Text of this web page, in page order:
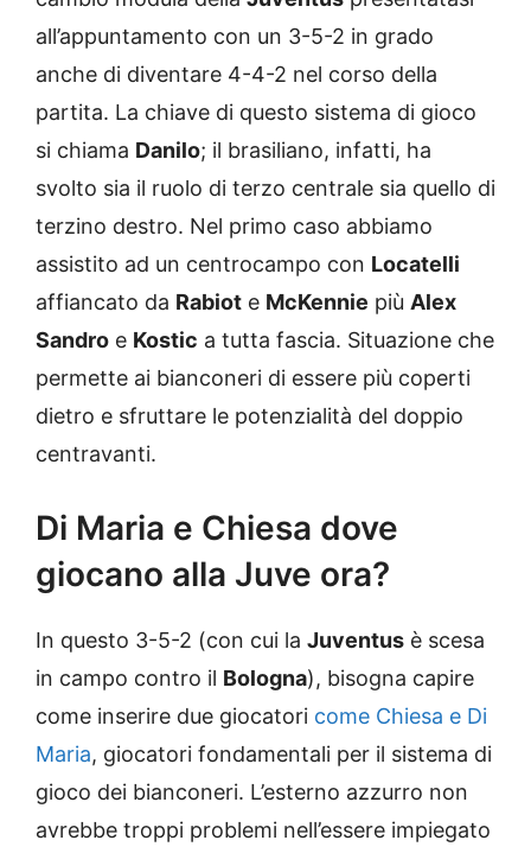
all’appuntamento con un 3-5-2 in grado
anche di diventare 4-4-2 nel corso della
partita. La chiave di questo sistema di gioco
si chiama Danilo; il brasiliano, infatti, ha
svolto sia il ruolo di terzo centrale sia quello di
terzino destro. Nel primo caso abbiamo
assistito ad un centrocampo con Locatelli
affiancato da Rabiot e McKennie più Alex
Sandro e Kostic a tutta fascia. Situazione che
permette ai bianconeri di essere più coperti
dietro e sfruttare le potenzialità del doppio
centravanti.
Di Maria e Chiesa dove
giocano alla Juve ora?
In questo 3-5-2 (con cui la Juventus è scesa
in campo contro il Bologna), bisogna capire
come inserire due giocatori come Chiesa e Di
Maria, giocatori fondamentali per il sistema di
gioco dei bianconeri. L’esterno azzurro non
avrebbe troppi problemi nell’essere impiegato